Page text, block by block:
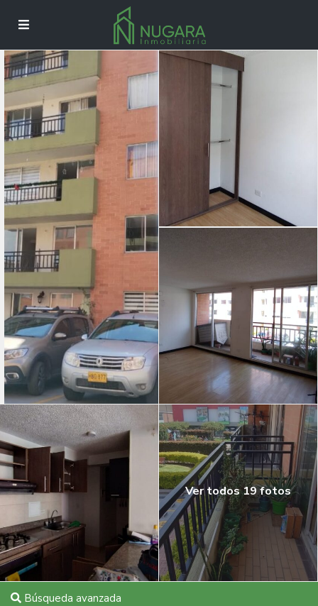
Ver todos 19 fotos
Búsqueda avanzada